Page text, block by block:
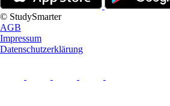
© StudySmarter
AGB
Impressum
Datenschutzerklärung